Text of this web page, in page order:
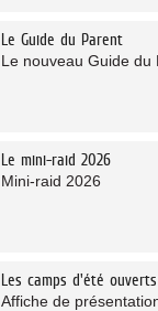
Le Guide du Parent
Le nouveau Guide du
Le mini-raid 2026
Mini-raid 2026
Les camps d'été
Affiche de